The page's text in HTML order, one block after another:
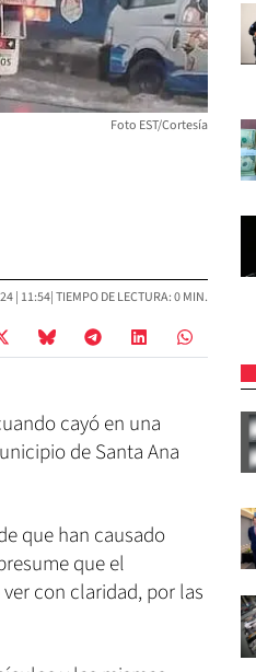
Foto EST/Cortesía
| 11:54| TIEMPO DE LECTURA: 0 MIN.
cayó en una
de Santa Ana
que han causado
que el
con claridad, por las